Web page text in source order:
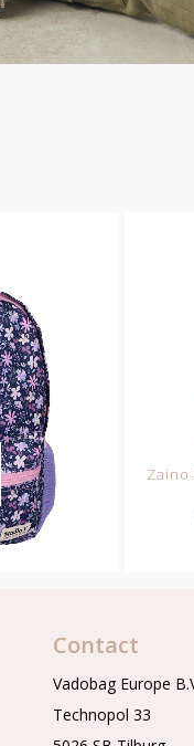
Zaino
Contact
Vadobag Europe
Technopol 33